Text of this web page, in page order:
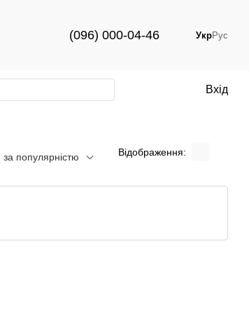
(096) 000-04-46 УкрРус
Вхід
за популярністю Відображення: